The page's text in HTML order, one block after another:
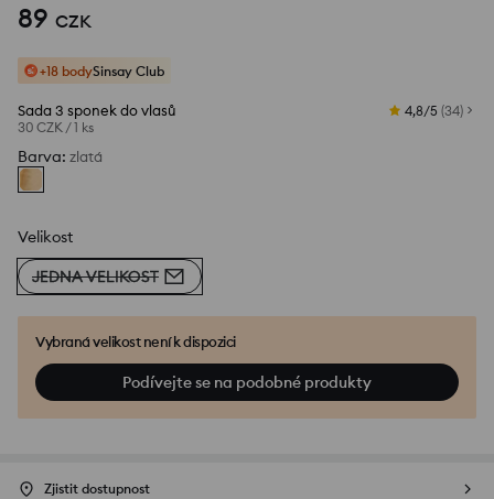
89 CZK
+18 bodySinsay Club
Sada 3 sponek do vlasů
30 CZK /1 ks
4,8/5 (34)
Barva: zlatá
Velikost
JEDNA VELIKOST
Vybraná velikost není k dispozici
Podívejte se na podobné produkty
Zjistit dostupnost